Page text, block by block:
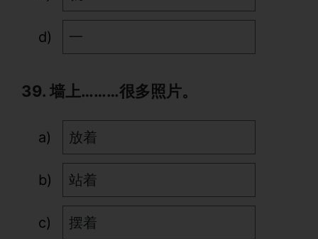
一
39. 墙上………很多照片。
放着
站着
摆着